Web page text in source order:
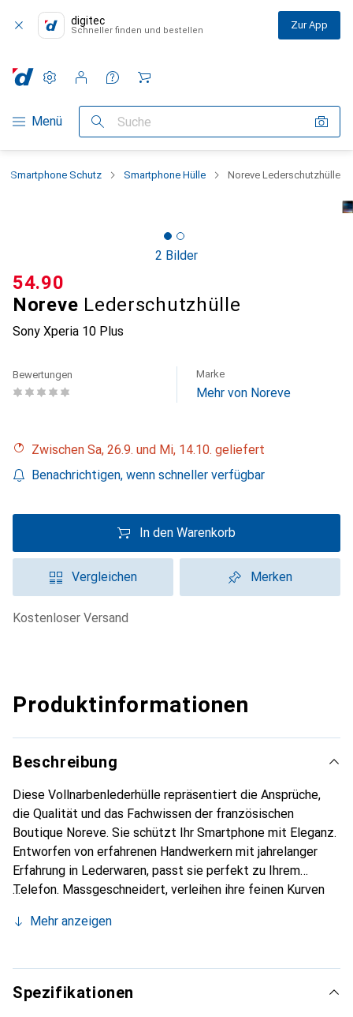
digitec
Schneller finden und bestellen Zur App
Navigation nach Kategorien
Menü Suche
Einstellungen
Kundenkonto
Vergleichslisten
Merklisten
Warenkorb
Smartphone Schutz Smartphone Hülle Noreve Lederschutzhülle
2 Bilder
Noreve Lederschutzhülle
Sony Xperia 10 Plus
CHF
54.90
Bewertungen Marke
Mehr von Noreve
Zwischen Sa, 26.9. und Mi, 14.10. geliefert
Benachrichtigen, wenn schneller verfügbar
In den Warenkorb
Vergleichen Merken
kostenloser Versand
Produktinformationen
Beschreibung
Diese Vollnarbenlederhülle repräsentiert die Ansprüche,
die Qualität und das Fachwissen der französischen
Boutique Noreve. Sie schützt Ihr Smartphone mit Eleganz.
Entworfen von erfahrenen Handwerkern mit jahrelanger
Erfahrung in Lederwaren, passt sie perfekt zu Ihrem
Telefon. Massgeschneidert, verleihen ihre feinen Kurven
unverzichtbaren Accessoire für Ihr Smartphone.
die Marke Noreve eine zuverlässige Wahl für eine
anspruchsvolle Kundschaft.
Mehr anzeigen
Spezifikationen